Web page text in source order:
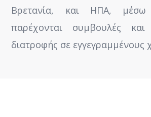
Βρετανία, και ΗΠΑ,
παρέχονται συμβουλές
διατροφής σε εγγεγραμμένους